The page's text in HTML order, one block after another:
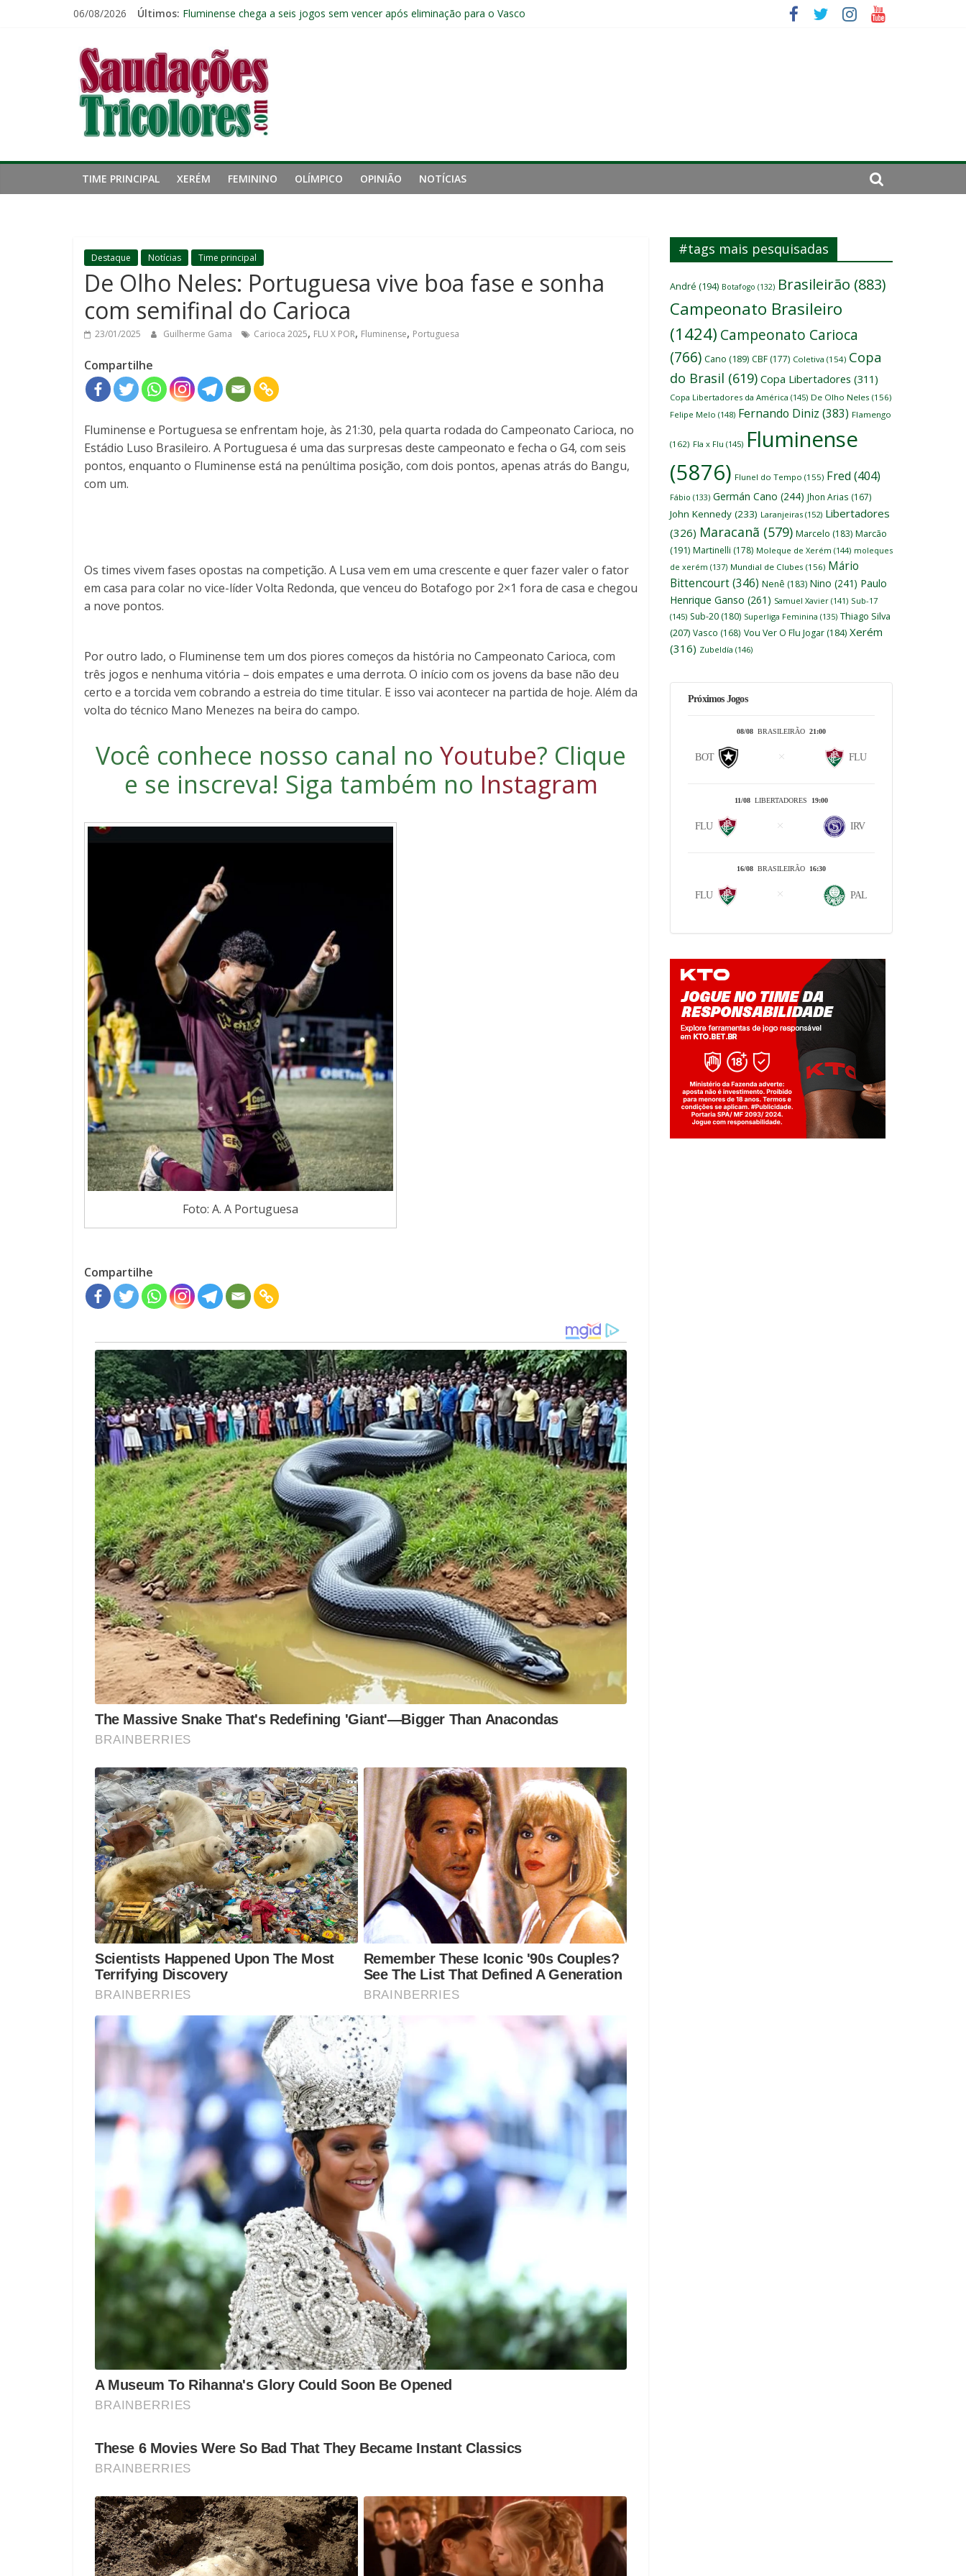
06/08/2026 Últimos: Fluminense chega a seis jogos sem vencer após eliminação para o Vasco
Eliminação para o Vasco amplia jejum do Fluminense para seis jogos, a pior sequência desde a crise de 2024
Reféns da própria inércia: A manutenção de Zubeldía e o risco de jogar o ano do Flu no lixo
Saudações
Tricolores
TIME PRINCIPAL XERÉM FEMININO OLÍMPICO OPINIÃO NOTÍCIAS
Destaque Notícias Time principal
De Olho Neles: Portuguesa vive boa fase e sonha
com semifinal do Carioca
23/01/2025 Guilherme Gama Carioca 2025, FLU X POR, Fluminense, Portuguesa
Compartilhe
Fluminense e Portuguesa se enfrentam hoje, às 21:30, pela quarta rodada do Campeonato Carioca, no
Estádio Luso Brasileiro. A Portuguesa é uma das surpresas deste campeonato e fecha o G4, com seis
pontos, enquanto o Fluminense está na penúltima posição, com dois pontos, apenas atrás do Bangu,
com um.
Os times vivem fases opostas na competição. A Lusa vem em uma crescente e quer fazer valer o fator
em casa para colar no vice-líder Volta Redonda, que venceu do Botafogo por 2×1 fora de casa e chegou
a nove pontos.
Por outro lado, o Fluminense tem um dos piores começos da história no Campeonato Carioca, com
três jogos e nenhuma vitória – dois empates e uma derrota. O início com os jovens da base não deu
certo e a torcida vem cobrando a estreia do time titular. E isso vai acontecer na partida de hoje. Além da
volta do técnico Mano Menezes na beira do campo.
Você conhece nosso canal no Youtube? Clique
e se inscreva! Siga também no Instagram
Foto: A. A Portuguesa
Compartilhe
#tags mais pesquisadas
André (194) Botafogo (132) Brasileirão (883)
Campeonato Brasileiro
(1424) Campeonato Carioca
(766) Cano (189) CBF (177) Coletiva (154) Copa
do Brasil (619) Copa Libertadores (311)
Copa Libertadores da América (145) De Olho Neles (156)
Felipe Melo (148) Fernando Diniz (383) Flamengo
(162) Fla x Flu (145) Fluminense
(5876) Flunel do Tempo (155) Fred (404)
Fábio (133) Germán Cano (244) Jhon Arias (167)
John Kennedy (233) Laranjeiras (152) Libertadores
(326) Maracanã (579) Marcelo (183) Marcão
(191) Martinelli (178) Moleque de Xerém (144) moleques
de xerém (137) Mundial de Clubes (156) Mário
Bittencourt(346) Nenê (183) Nino (241) Paulo
Henrique Ganso (261) Samuel Xavier (141) Sub-17
(145) Sub-20 (180) Superliga Feminina (135) Thiago Silva
(207) Vasco (168) Vou Ver O Flu Jogar (184) Xerém
(316) Zubeldía (146)
Próximos Jogos
08/08 BRASILEIRÃO 21:00
BOT FLU
11/08 LIBERTADORES 19:00
FLU IRV
16/08 BRASILEIRÃO 16:30
FLU PAL
Jogue com responsabilidade. 18+